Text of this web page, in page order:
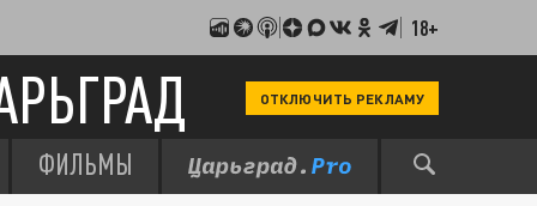
18+
ОТКЛЮЧИТЬ РЕКЛАМУ
ФИЛЬМЫ